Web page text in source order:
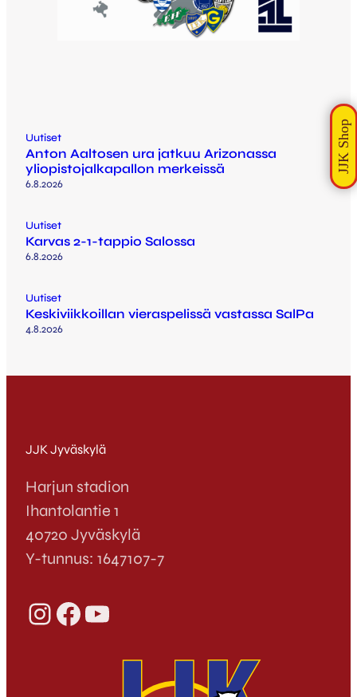
Uutiset
Anton Aaltosen ura jatkuu Arizonassa
yliopistojalkapallon merkeissä
6.8.2026
Uutiset
Karvas 2-1-tappio Salossa
6.8.2026
Uutiset
Keskiviikkoillan vieraspelissä vastassa SalPa
4.8.2026
JJK Jyväskylä
Harjun stadion
Ihantolantie 1
40720 Jyväskylä
Y-tunnus: 1647107-7
InstagramFacebook YouTube